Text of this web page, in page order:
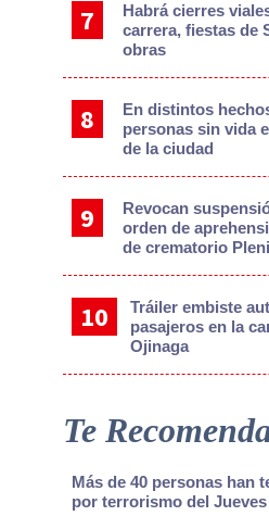
Habrá cierres
carrera, fiestas de
obras
En distintos
personas sin vida
de la ciudad
Revocan
orden de
de crematorio
Tráiler embiste
pasajeros en la
Ojinaga
Te
Más de 40 personas han
por terrorismo del